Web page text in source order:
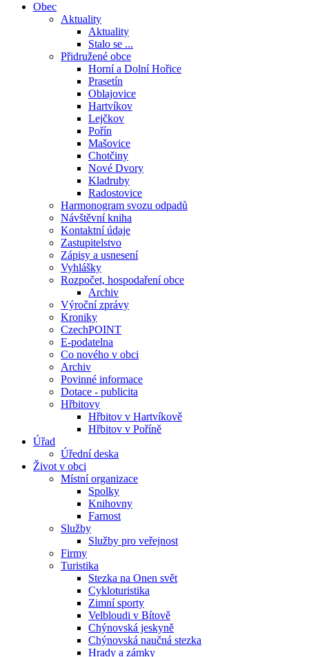
Obec
Aktuality
Aktuality
Stalo se ...
Přidružené obce
Horní a Dolní Hořice
Prasetín
Oblajovice
Hartvíkov
Lejčkov
Pořín
Mašovice
Chotčiny
Nové Dvory
Kladruby
Radostovice
Harmonogram svozu odpadů
Návštěvní kniha
Kontaktní údaje
Zastupitelstvo
Zápisy a usnesení
Vyhlášky
Rozpočet, hospodaření obce
Archiv
Výroční zprávy
Kroniky
CzechPOINT
E-podatelna
Co nového v obci
Archiv
Povinné informace
Dotace - publicita
Hřbitovy
Hřbitov v Hartvíkově
Hřbitov v Poříně
Úřad
Úřední deska
Život v obci
Místní organizace
Spolky
Knihovny
Farnost
Služby
Služby pro veřejnost
Firmy
Turistika
Stezka na Onen svět
Cykloturistika
Zimní sporty
Velbloudi v Bítově
Chýnovská jeskyně
Chýnovská naučná stezka
Hrady a zámky